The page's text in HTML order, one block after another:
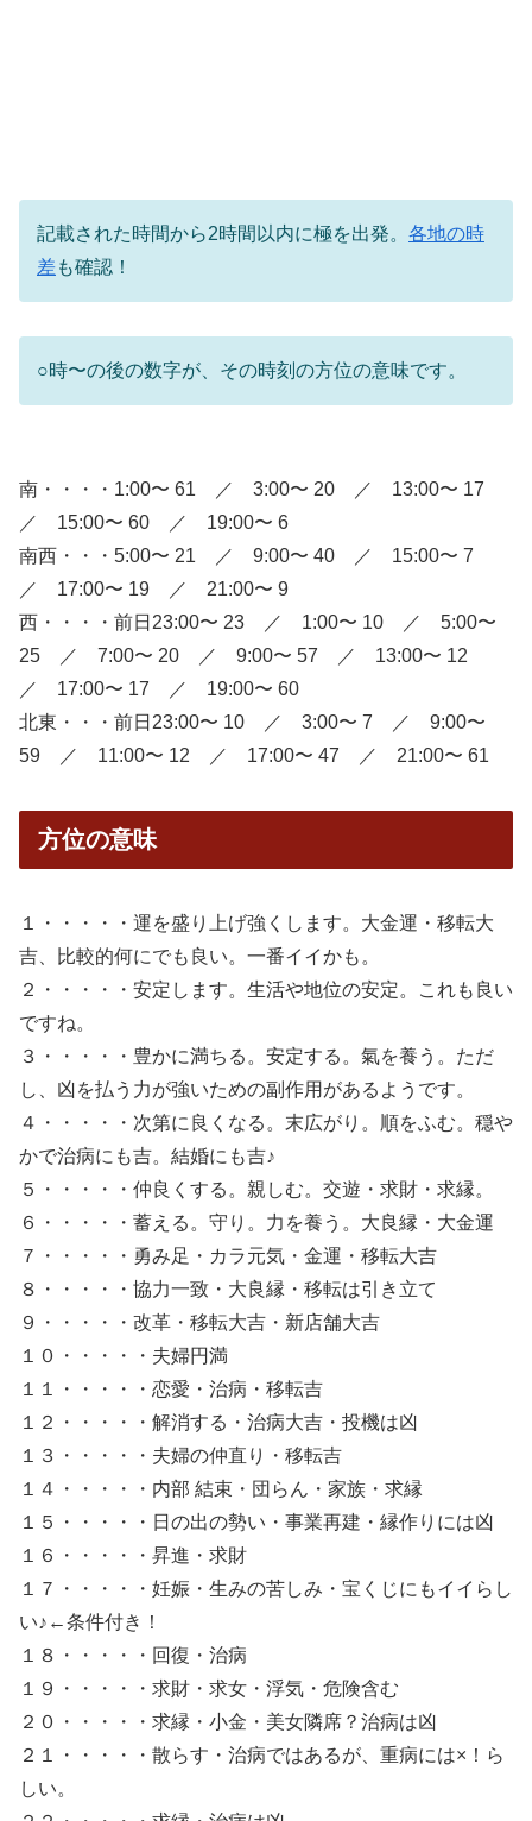
記載された時間から2時間以内に極を出発。 各地の時
差も確認！
○時〜の後の数字が、その時刻の方位の意味です。
南・・・・1:00〜 61 ／ 3:00〜 20 ／ 13:00〜 17
／ 15:00〜 60 ／ 19:00〜 6
南西・・・5:00〜 21 ／ 9:00〜 40 ／ 15:00〜 7
／ 17:00〜 19 ／ 21:00〜 9
西・・・・前日23:00〜 23 ／ 1:00〜 10 ／ 5:00〜
25 ／ 7:00〜 20 ／ 9:00〜 57 ／ 13:00〜 12
／ 17:00〜 17 ／ 19:00〜 60
北東・・・前日23:00〜 10 ／ 3:00〜 7 ／ 9:00〜
59 ／ 11:00〜 12 ／ 17:00〜 47 ／ 21:00〜 61
方位の意味
１・・・・・運を盛り上げ強くします。大金運・移転大
吉、比較的何にでも良い。一番イイかも。
２・・・・・安定します。生活や地位の安定。これも良い
ですね。
３・・・・・豊かに満ちる。安定する。氣を養う。ただ
し、凶を払う力が強いための副作用があるようです。
４・・・・・次第に良くなる。末広がり。順をふむ。穏や
かで治病にも吉。結婚にも吉♪
５・・・・・仲良くする。親しむ。交遊・求財・求縁。
６・・・・・蓄える。守り。力を養う。大良縁・大金運
７・・・・・勇み足・カラ元気・金運・移転大吉
８・・・・・協力一致・大良縁・移転は引き立て
９・・・・・改革・移転大吉・新店舗大吉
１０・・・・・夫婦円満
１１・・・・・恋愛・治病・移転吉
１２・・・・・解消する・治病大吉・投機は凶
１３・・・・・夫婦の仲直り・移転吉
１４・・・・・内部 結束・団らん・家族・求縁
１５・・・・・日の出の勢い・事業再建・縁作りには凶
１６・・・・・昇進・求財
１７・・・・・妊娠・生みの苦しみ・宝くじにもイイらし
い♪←条件付き！
１８・・・・・回復・治病
１９・・・・・求財・求女・浮気・危険含む
２０・・・・・求縁・小金・美女隣席？治病は凶
２１・・・・・散らす・治病ではあるが、重病には×！ら
しい。